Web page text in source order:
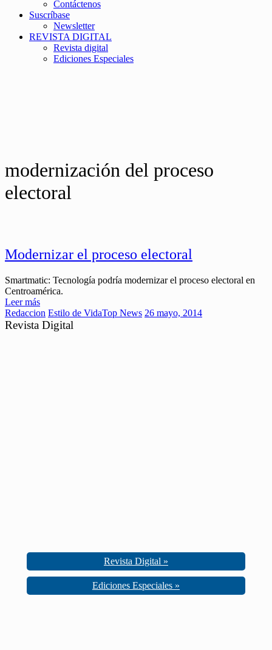
Contáctenos
Suscríbase
Newsletter
REVISTA DIGITAL
Revista digital
Ediciones Especiales
modernización del proceso
electoral
Modernizar el proceso electoral
Smartmatic: Tecnología podría modernizar el proceso electoral en
Centroamérica.
Leer más
Redaccion Estilo de VidaTop News 26 mayo, 2014
Revista Digital
Revista Digital »
Ediciones Especiales »